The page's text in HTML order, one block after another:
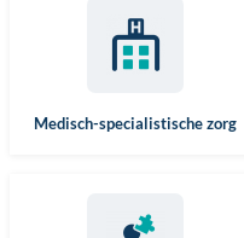
Medisch-specialistische zorg